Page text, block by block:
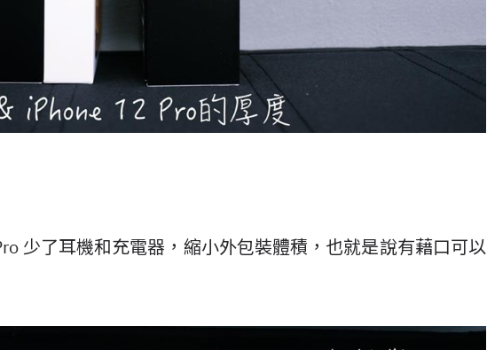
少了耳機和充電器，縮小外包裝體積，也就是說有藉口可以